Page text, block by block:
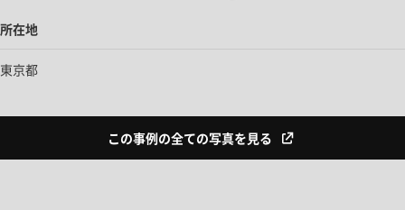
所在地
東京都
この事例の全ての写真を見る